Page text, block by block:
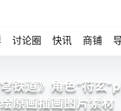
讨论圈 快讯 商铺
穹铁道》角色”符玄
原画插画图片素材